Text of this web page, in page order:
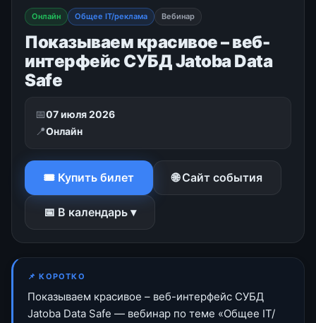
Онлайн Общее IT/реклама Вебинар
Показываем красивое – веб-
интерфейс СУБД Jatoba Data
Safe
📅07 июля 2026
📍Онлайн
🎟 Купить билет 🌐 Сайт события
📅 В календарь ▾
📌 КОРОТКО
Показываем красивое – веб-интерфейс СУБД
Jatoba Data Safe — вебинар по теме «Общее IT/